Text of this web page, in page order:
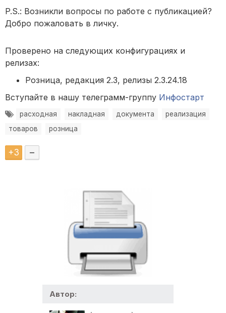
P.S.: Возникли вопросы по работе с публикацией?
Добро пожаловать в личку.
Проверено на следующих конфигурациях и
релизах:
Розница, редакция 2.3, релизы 2.3.24.18
Вступайте в нашу телеграмм-группу Инфостарт
расходная накладная документа
реализация
товаров
розница
+3 –
Автор: